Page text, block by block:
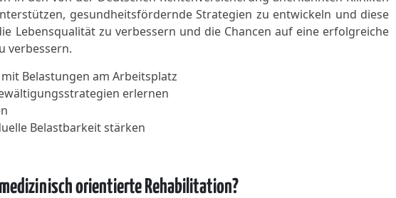
gesundheitsfördernde Strategien zu entwickeln und diese
Lebensqualität zu verbessern und die Chancen auf eine erfolgreiche
verbessern.
Belastungen am Arbeitsplatz
erlernen
Belastbarkeit stärken
orientierte Rehabilitation?